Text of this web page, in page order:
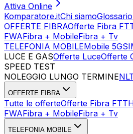
Attiva Online
Komparatore.itChi siamoGlossario
OFFERTE FIBRAOfferte Fibra
FWAFibra + MobileFibra + Tv
TELEFONIA MOBILEMobile 5G
LUCE E GASOfferte LuceOfferte
SPEED TEST
NOLEGGIO LUNGO TERMINE
OFFERTE FIBRA
Tutte le offerteOfferte Fibra
FWAFibra + MobileFibra + Tv
TELEFONIA MOBILE